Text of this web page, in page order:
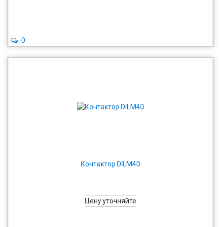
0
Контактор DILM40
Цену уточняйте